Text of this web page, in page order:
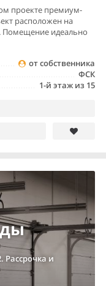
проекте премиум-
расположен на
Помещение идеально
от собственника
ФСК
1-й этаж из 15
Рассрочка и